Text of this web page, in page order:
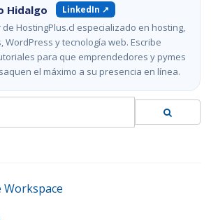
Hidalgo LinkedIn ↗
de HostingPlus.cl especializado en hosting,
WordPress y tecnología web. Escribe
para que emprendedores y pymes
el máximo a su presencia en línea.
Workspace